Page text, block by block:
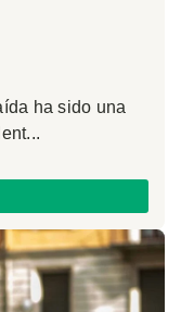
ha sido una